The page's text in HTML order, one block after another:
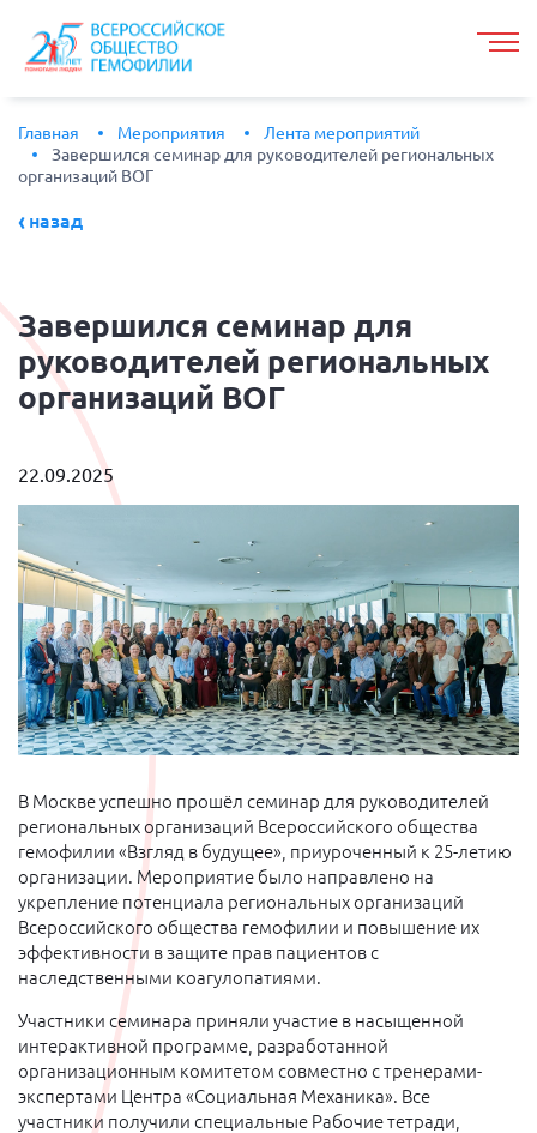
Главная Мероприятия
Лента мероприятий
Завершился семинар для руководителей региональных
организаций ВОГ
назад
Завершился семинар для
руководителей региональных
организаций ВОГ
22.09.2025
В Москве успешно прошёл семинар для руководителей
региональных организаций Всероссийского общества
гемофилии «Взгляд в будущее», приуроченный к 25-летию
организации. Мероприятие было направлено на
укрепление потенциала региональных организаций
Всероссийского общества гемофилии и повышение их
эффективности в защите прав пациентов с
наследственными коагулопатиями.
Участники семинара приняли участие в насыщенной
интерактивной программе, разработанной
организационным комитетом совместно с тренерами-
экспертами Центра «Социальная Механика». Все
участники получили специальные Рабочие тетради,